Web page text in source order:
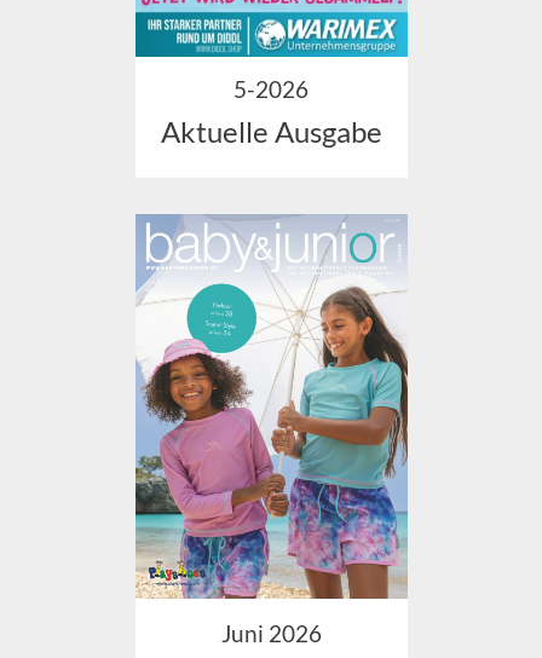
5-2026
Aktuelle Ausgabe
Juni 2026